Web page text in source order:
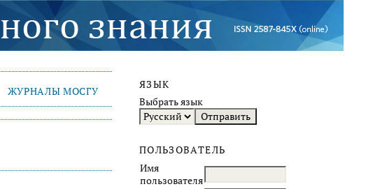
ЯЗЫК
Выбрать язык
ПОЛЬЗОВАТЕЛЬ
Имя
пользователя
ЖУРНАЛЫ МОСГУ